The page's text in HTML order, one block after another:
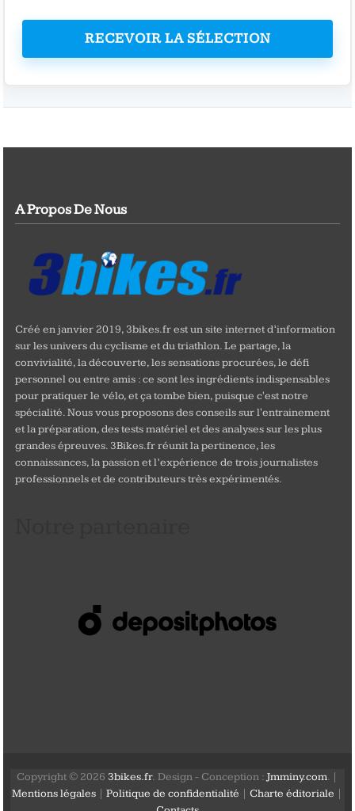
RECEVOIR LA SÉLECTION
A Propos De Nous
Créé en janvier 2019, 3bikes.fr est un site internet d’information
sur les univers du cyclisme et du triathlon. Le partage, la
convivialité, la découverte, les sensations procurées, le défi
personnel ou entre amis : ce sont les ingrédients indispensables
pour pratiquer le vélo, et ça tombe bien, puisque c'est notre
spécialité. Nous vous proposons des conseils sur l'entrainement
et la préparation, des tests matériel et des analyses sur les plus
grandes épreuves. 3Bikes.fr réunit la pertinence, les
connaissances, la passion et l’expérience de trois journalistes
professionnels et de contributeurs très expérimentés.
Copyright © 2026 3bikes.fr. Design - Conception :Jmminy.com. |
Mentions légales |Politique de confidentialité |Charte éditoriale